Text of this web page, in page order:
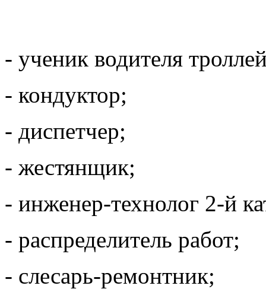
- ученик водителя
- кондуктор;
- диспетчер;
- жестянщик;
- инженер-технолог 2-й
- распределитель работ;
- слесарь-ремонтник;